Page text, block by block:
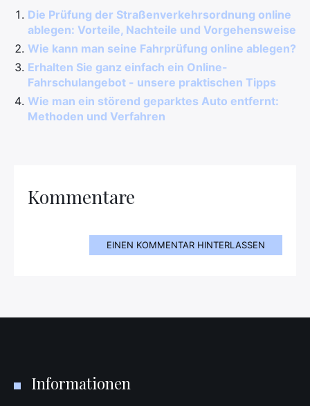
Die Prüfung der Straßenverkehrsordnung online
ablegen: Vorteile, Nachteile und Vorgehensweise
Wie kann man seine Fahrprüfung online ablegen?
Erhalten Sie ganz einfach ein Online-
Fahrschulangebot - unsere praktischen Tipps
Wie man ein störend geparktes Auto entfernt:
Methoden und Verfahren
Kommentare
EINEN KOMMENTAR HINTERLASSEN
Informationen